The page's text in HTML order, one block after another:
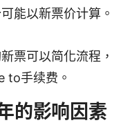
能以新票价计算。
票可以简化流程，
to手续费。
的影响因素